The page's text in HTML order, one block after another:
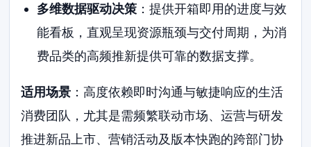
多维数据驱动决策：提供开箱即用的进度与效
能看板，直观呈现资源瓶颈与交付周期，为消
费品类的高频推新提供可靠的数据支撑。
适用场景 ：高度依赖即时沟通与敏捷响应的生活
消费团队，尤其是需频繁联动市场、运营与研发
推进新品上市、营销活动及版本快跑的跨部门协